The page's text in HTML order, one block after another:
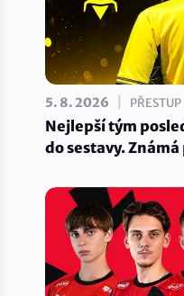
5. 8. 2026 PŘESTUP
Nejlepší tým
do sestavy.